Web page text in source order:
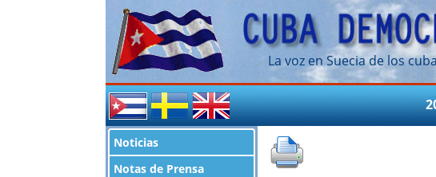
La voz en Suecia de los
Noticias
Notas de Prensa